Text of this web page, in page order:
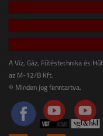
A Víz, Gáz, Fűtéstechnika és
az M-12/B Kft.
© Minden jog fenntartva.